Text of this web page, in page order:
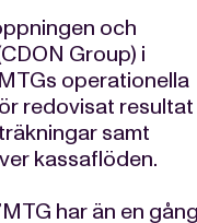
och
Group) i
operationella
redovisat resultat
samt
kassaflöden.
har än en gång